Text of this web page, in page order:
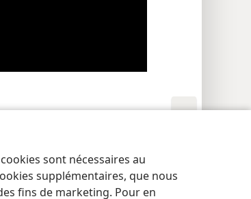
sont nécessaires au
supplémentaires, que nous
fins de marketing. Pour en